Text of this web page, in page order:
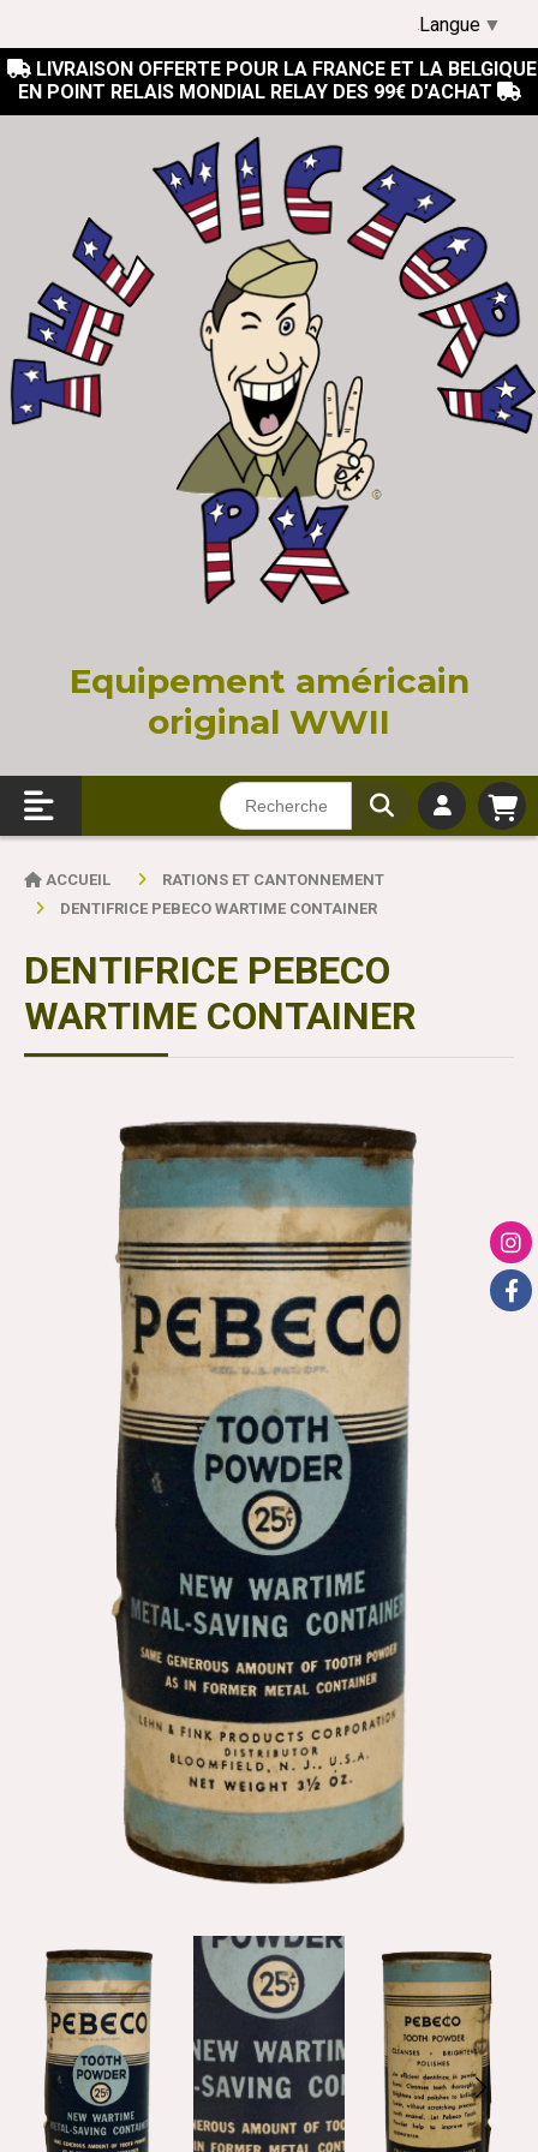
 LIVRAISON OFFERTE POUR LA FRANCE ET LA BELGIQUE
EN POINT RELAIS MONDIAL RELAY DES 99€ D'ACHAT 
Equipement américain
original WWII
ACCUEIL
RATIONS ET CANTONNEMENT
DENTIFRICE PEBECO WARTIME CONTAINER
DENTIFRICE PEBECO
WARTIME CONTAINER
Langue ▼